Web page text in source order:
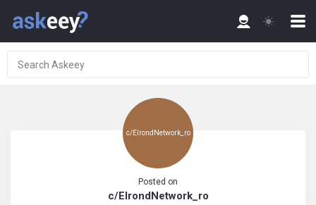
c/ElrondNetwork_ro
Posted on
c/ElrondNetwork_ro